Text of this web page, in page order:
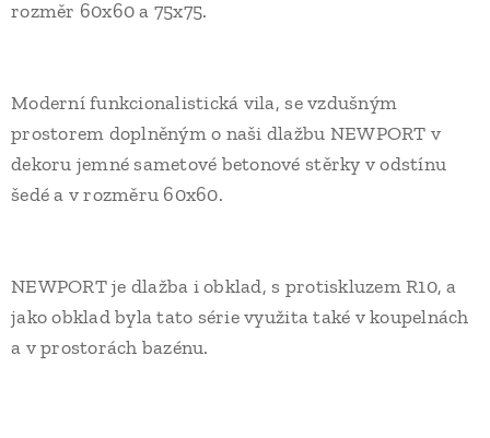
rozměr 60x60 a 75x75.
Moderní funkcionalistická vila, se vzdušným
prostorem doplněným o naši dlažbu NEWPORT v
dekoru jemné sametové betonové stěrky v odstínu
šedé a v rozměru 60x60.
NEWPORT je dlažba i obklad, s protiskluzem R10, a
jako obklad byla tato série využita také v koupelnách
a v prostorách bazénu.